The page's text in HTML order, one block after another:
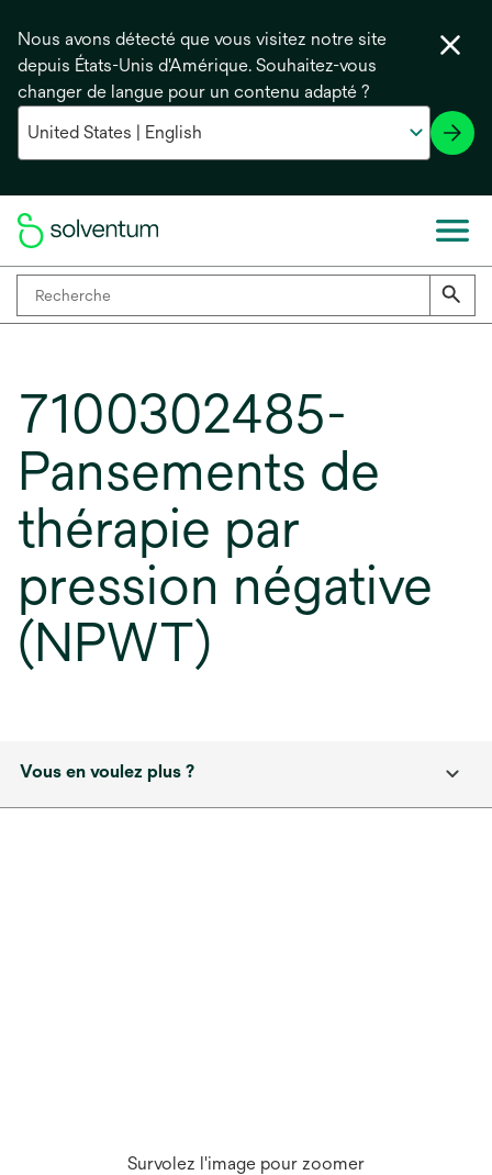
Nous avons détecté que vous visitez notre site
depuis États-Unis d'Amérique. Souhaitez-vous
changer de langue pour un contenu adapté ?
7100302485-
Pansements de
thérapie par
pression négative
(NPWT)
Vous en voulez plus ?
Survolez l'image pour zoomer